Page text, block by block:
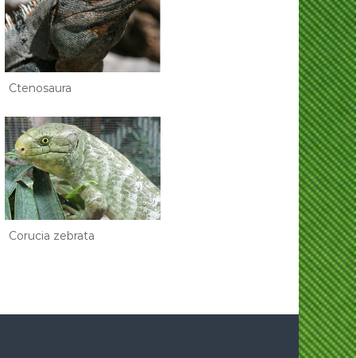
Ctenosaura
Corucia zebrata